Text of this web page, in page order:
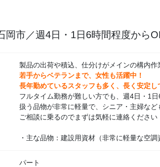
岡市／週4日・1日6時間程度から
製品の出荷や積込、仕分けがメインの構内作
若手からベテランまで、女性も活躍中！
長年勤めているスタッフも多く、長く安定し
フルタイム勤務が難しい方でも、週4日・1日
扱う品物が非常に軽量で、シニア・主婦など
ご相談に乗るのでまずは気軽に連絡ください
・主な品物：建設用資材（非常に軽量な空調
パート